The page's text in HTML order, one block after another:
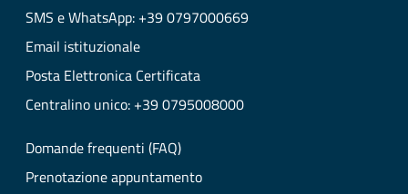
SMS e WhatsApp: +39 0797000669
Email istituzionale
Posta Elettronica Certificata
Centralino unico: +39 0795008000
Domande frequenti (FAQ)
Prenotazione appuntamento